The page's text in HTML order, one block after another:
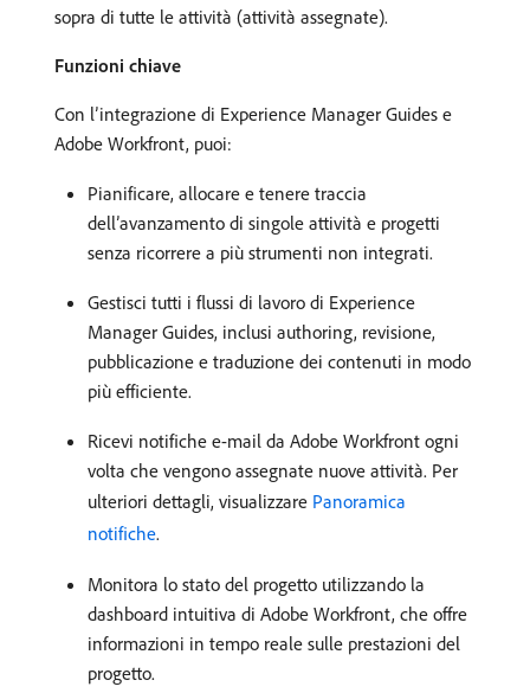
sopra di tutte le attività (attività assegnate).
Funzioni chiave
Con l’integrazione di Experience Manager Guides e
Adobe Workfront, puoi:
Pianificare, allocare e tenere traccia
dell’avanzamento di singole attività e progetti
senza ricorrere a più strumenti non integrati.
Gestisci tutti i flussi di lavoro di Experience
Manager Guides, inclusi authoring, revisione,
pubblicazione e traduzione dei contenuti in modo
più efficiente.
Ricevi notifiche e-mail da Adobe Workfront ogni
volta che vengono assegnate nuove attività. Per
ulteriori dettagli, visualizzare Panoramica
notifiche.
Monitora lo stato del progetto utilizzando la
dashboard intuitiva di Adobe Workfront, che offre
informazioni in tempo reale sulle prestazioni del
progetto.